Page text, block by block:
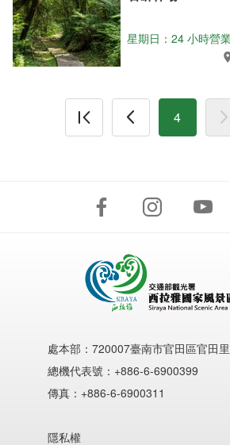
星期日：24 小時營
4
處本部： 720007臺南市官田區官田
總機代表號：+886-6-6900399
傳真：+886-6-6900311
隱私權